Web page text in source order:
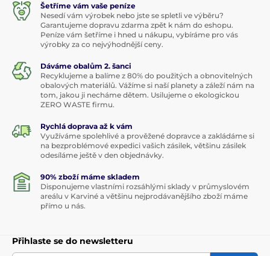
Šetříme vám vaše peníze
Nesedí vám výrobek nebo jste se spletli ve výběru?
Garantujeme dopravu zdarma zpět k nám do eshopu.
Peníze vám šetříme i hned u nákupu, vybíráme pro vás
výrobky za co nejvýhodnější ceny.
Dáváme obalům 2. šanci
Recyklujeme a balíme z 80% do použitých a obnovitelných
obalových materiálů. Vážíme si naší planety a záleží nám na
tom, jakou ji necháme dětem. Usilujeme o ekologickou
ZERO WASTE firmu.
Rychlá doprava až k vám
Využíváme spolehlivé a prověžené dopravce a zakládáme si
na bezproblémové expedici vašich zásilek, většinu zásilek
odesíláme ještě v den objednávky.
90% zboží máme skladem
Disponujeme vlastními rozsáhlými sklady v průmyslovém
areálu v Karviné a většinu nejprodávanějšího zboží máme
přímo u nás.
Přihlaste se do newsletteru